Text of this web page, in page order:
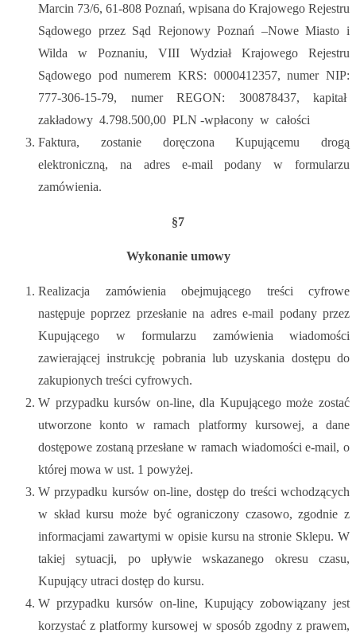
Marcin 73/6, 61-808 Poznań, wpisana do Krajowego Rejestru
Sądowego przez Sąd Rejonowy Poznań –Nowe Miasto i
Wilda w Poznaniu, VIII Wydział Krajowego Rejestru
Sądowego pod numerem KRS: 0000412357, numer NIP:
777-306-15-79, numer REGON: 300878437, kapitał
zakładowy 4.798.500,00 PLN -wpłacony w całości
Faktura, zostanie doręczona Kupującemu drogą
elektroniczną, na adres e-mail podany w formularzu
zamówienia.
§7
Wykonanie umowy
Realizacja zamówienia obejmującego treści cyfrowe
następuje poprzez przesłanie na adres e-mail podany przez
Kupującego w formularzu zamówienia wiadomości
zawierającej instrukcję pobrania lub uzyskania dostępu do
zakupionych treści cyfrowych.
W przypadku kursów on-line, dla Kupującego może zostać
utworzone konto w ramach platformy kursowej, a dane
dostępowe zostaną przesłane w ramach wiadomości e-mail, o
której mowa w ust. 1 powyżej.
W przypadku kursów on-line, dostęp do treści wchodzących
w skład kursu może być ograniczony czasowo, zgodnie z
informacjami zawartymi w opisie kursu na stronie Sklepu. W
takiej sytuacji, po upływie wskazanego okresu czasu,
Kupujący utraci dostęp do kursu.
W przypadku kursów on-line, Kupujący zobowiązany jest
korzystać z platformy kursowej w sposób zgodny z prawem,